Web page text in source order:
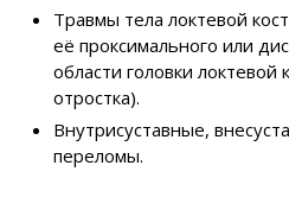
Травмы тела локтевой
её проксимального или
области головки
отростка).
Внутрисуставные,
переломы.